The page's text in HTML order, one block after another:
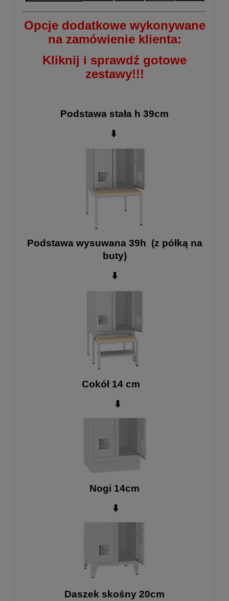
Opcje dodatkowe wykonywane
na zamówienie klienta:
Kliknij i sprawdź gotowe
zestawy!!!
Podstawa stała h 39cm
⬇️
Podstawa wysuwana 39h (z półką na
buty)
⬇️
Cokół 14 cm
⬇️
Nogi 14cm
⬇️
Daszek skośny 20cm